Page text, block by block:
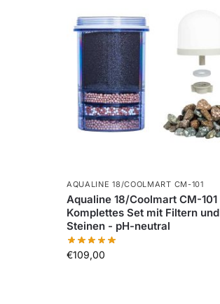
AQUALINE 18/COOLMART CM-101
Aqualine 18/Coolmart CM-101
Komplettes Set mit Filtern und
Steinen - pH-neutral
€109,00